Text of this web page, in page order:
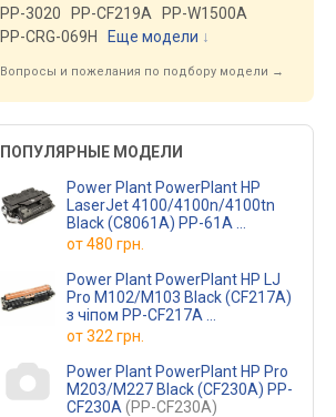
PP-3020
PP-CF219A
PP-W1500A
PP-CRG-069H
Еще модели ↓
Вопросы и пожелания по подбору модели →
ПОПУЛЯРНЫЕ МОДЕЛИ
Power Plant PowerPlant HP
LaserJet 4100/4100n/4100tn
Black (C8061A) PP-61A
(PP-61A)
от480 грн.
Power Plant PowerPlant HP LJ
Pro M102/M103 Black (CF217A)
з чіпом PP-CF217A
(PP-CF217A)
от322 грн.
Power Plant PowerPlant HP Pro
M203/M227 Black (CF230A) PP-
CF230A (PP-CF230A)